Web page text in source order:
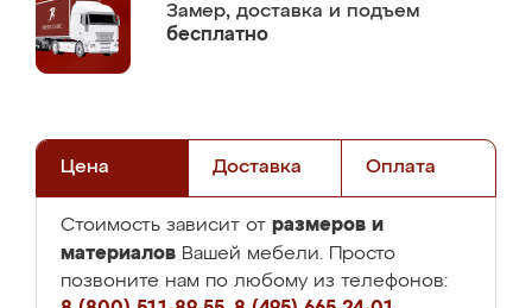
Замер, доставка и подъем
бесплатно
Цена Доставка Оплата
Стоимость зависит от размеров и
материалов Вашей мебели. Просто
позвоните нам по любому из телефонов: